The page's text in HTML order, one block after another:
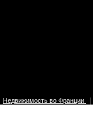
Недвижимость во Франции